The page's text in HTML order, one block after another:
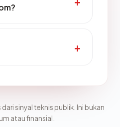
sinyal teknis publik. Ini bukan
atau finansial.